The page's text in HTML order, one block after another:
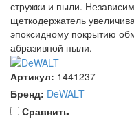
стружки и пыли.
щеткодержатель
эпоксидному покрытию
абразивной пыли.
Артикул: 1441237
Бренд: DeWALT
Cравнить